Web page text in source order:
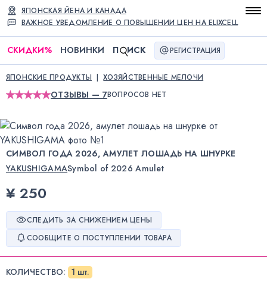
ВАЖНОЕ УВЕДОМЛЕНИЕ О ПОВЫШЕНИИ ЦЕН НА ELIXCELL
ЯПОНСКАЯ ЙЕНА И КАНАДА
СКИДКИ% НОВИНКИ П ИСК РЕГИСТРАЦИЯ
ЯПОНСКИЕ ПРОДУКТЫ ХОЗЯЙСТВЕННЫЕ МЕЛОЧИ
ОТЗЫВЫ — 7ВОПРОСОВ НЕТ
СИМВОЛ ГОДА 2026, АМУЛЕТ ЛОШАДЬ НА ШНУРКЕ
YAKUSHIGAMASymbol of 2026 Amulet
¥ 250
СЛЕДИТЬ ЗА СНИЖЕНИЕМ ЦЕНЫ
СООБЩИТЕ О ПОСТУПЛЕНИИ ТОВАРА
КОЛИЧЕСТВО: 1 шт.